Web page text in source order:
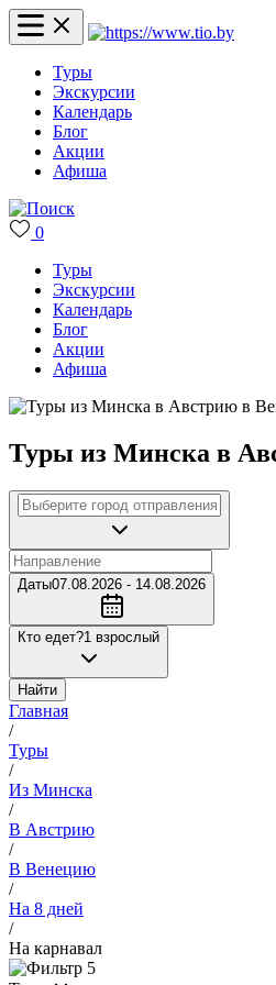
Туры
Экскурсии
Календарь
Блог
Акции
Афиша
0
Туры
Экскурсии
Календарь
Блог
Акции
Афиша
Туры из Минска в
Даты07.08.2026 - 14.08.2026
Кто едет?1 взрослый
Найти
Главная
/
Туры
/
Из Минска
/
В Австрию
/
В Венецию
/
На 8 дней
/
На карнавал
5